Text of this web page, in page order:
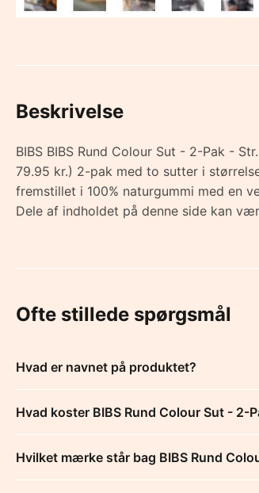
Beskrivelse
BIBS BIBS Rund Colour Sut - 2-Pak -
79.95 kr.) 2-pak med to sutter i
fremstillet i 100% naturgummi med en
Dele af indholdet på denne side kan
Ofte stillede spørgsmål
Hvad er navnet på produktet?
Hvad koster BIBS Rund Colour Sut - 2-
Hvilket mærke står bag BIBS Rund